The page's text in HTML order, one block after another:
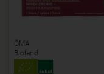
ÖMA
Bioland